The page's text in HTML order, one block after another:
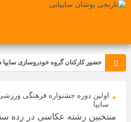
حضور کارکنان گروه خودروسازی
تجدید بیعت کارکنان شرکت پارس خودرو
انقلاب اسلامی ایران
مسابقات ورزشی در مگاموتوربا
اولین دوره جشنواره فرهنگی
سایپا
منتخبین رشته عکاسی در رده سنی ۱۸ سال به